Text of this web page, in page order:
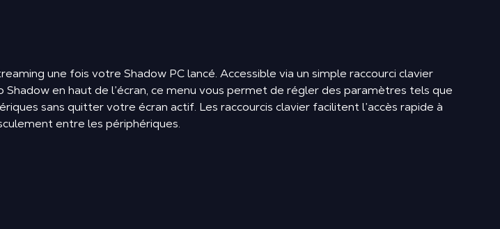
une fois votre Shadow PC lancé. Accessible via un simple raccourci clavier
en haut de l’écran, ce menu vous permet de régler des paramètres tels que
sans quitter votre écran actif. Les raccourcis clavier facilitent l’accès rapide à
entre les périphériques.